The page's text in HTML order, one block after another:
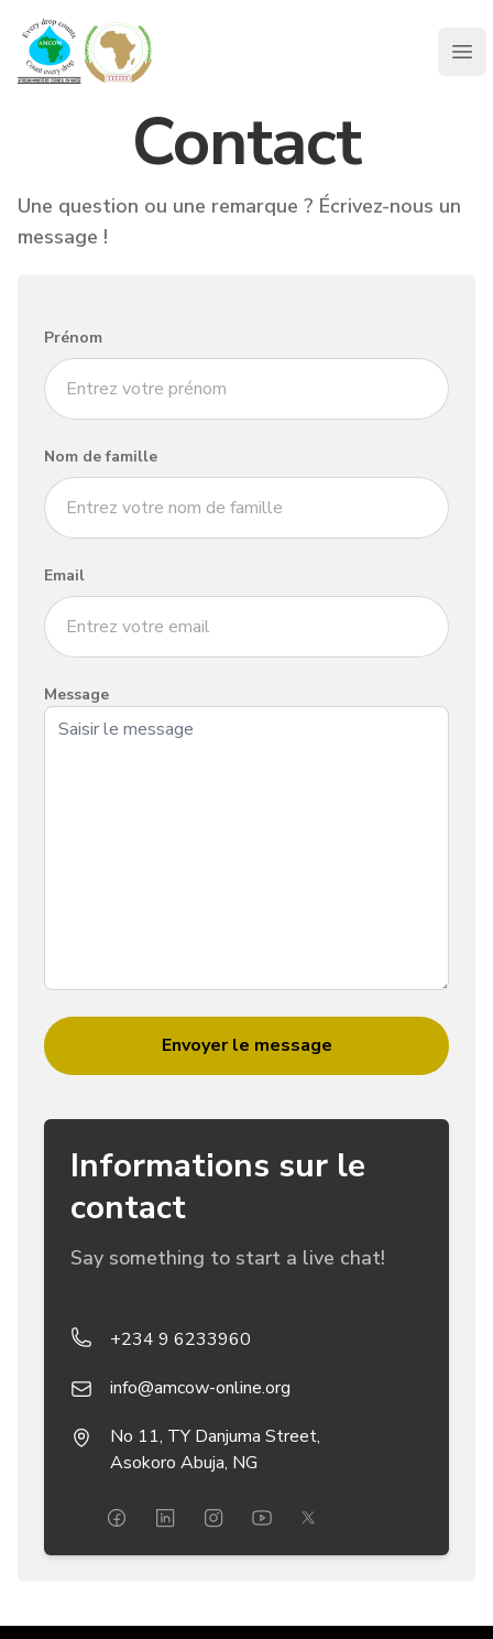
AMCOW
Contact
Une question ou une remarque ? Écrivez-nous un
message !
Informations sur le
contact
Say something to start a live chat!
Telephone+234 9 6233960
Emailinfo@amcow-online.org
AddressNo 11, TY Danjuma Street,
Asokoro Abuja, NG
Prénom
Nom de famille
Email
Message
Envoyer le message